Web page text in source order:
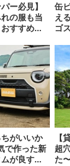
ー必見】
の服も当
すすめ洗
缶
え
ゴ
ちがいいか
で作った新
が良すぎ
【
超
た